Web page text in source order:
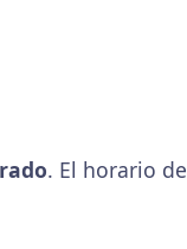
. El horario de